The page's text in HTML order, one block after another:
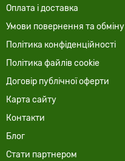
Оплата і доставка
Умови повернення та обміну
Політика конфіденційності
Політика файлів cookie
Договір публічної оферти
Карта сайту
Контакти
Блог
Стати партнером